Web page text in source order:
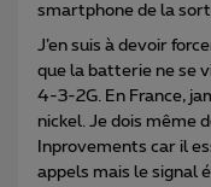
smartphone de la
J’en suis à devoir
que la batterie ne se
4-3-2G. En France,
nickel. Je dois même
Inprovements car il
appels mais le signal